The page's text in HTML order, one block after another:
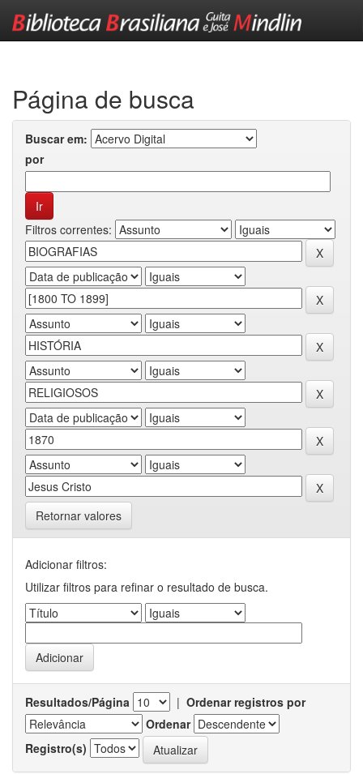
Página de busca
Buscar em:
por
Filtros correntes:
Retornar valores
Adicionar filtros:
Utilizar filtros para refinar o resultado de busca.
Resultados/Página | Ordenar registros por
Ordenar
Registro(s)